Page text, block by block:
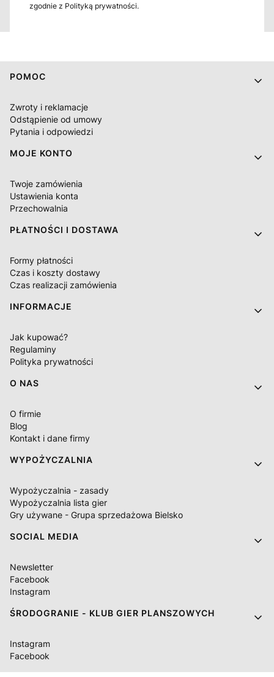
zgodnie z Polityką prywatności.
Linki w stopce
POMOC
Zwroty i reklamacje
Odstąpienie od umowy
Pytania i odpowiedzi
MOJE KONTO
Twoje zamówienia
Ustawienia konta
Przechowalnia
PŁATNOŚCI I DOSTAWA
Formy płatności
Czas i koszty dostawy
Czas realizacji zamówienia
INFORMACJE
Jak kupować?
Regulaminy
Polityka prywatności
O NAS
O firmie
Blog
Kontakt i dane firmy
WYPOŻYCZALNIA
Wypożyczalnia - zasady
Wypożyczalnia lista gier
Gry używane - Grupa sprzedażowa Bielsko
SOCIAL MEDIA
Newsletter
Facebook
Instagram
ŚRODOGRANIE - KLUB GIER PLANSZOWYCH
Instagram
Facebook